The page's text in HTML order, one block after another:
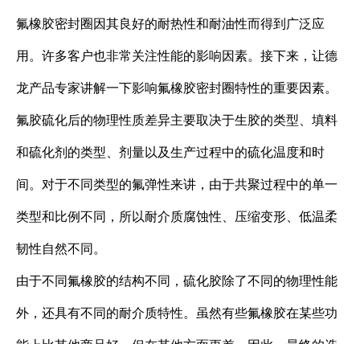
氟橡胶密封圈因其良好的耐热性和耐油性而得到广泛应
用。许多客户也非常关注性能的影响因素。接下来，让德
龙产品专家讲解一下影响氟橡胶密封圈特性的重要因素。
氟胶硫化后的物理性质差异主要取决于生胶的类型、填料
和硫化剂的类型、剂量以及生产过程中的硫化温度和时
间。对于不同类型的氟弹性来讲，由于共聚过程中的单一
类型和比例不同，所以耐介质腐蚀性、压缩变形、低温柔
韧性自然不同。
由于不同氟橡胶的结构不同，硫化胶除了不同的物理性能
外，还具有不同的耐介质特性。虽然有些氟橡胶在某些功